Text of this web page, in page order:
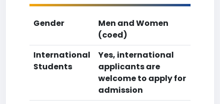
Gender
Men and Women
(coed)
International
Students
Yes, international
applicants are
welcome to apply for
admission